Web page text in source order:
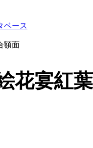
ベース
額面
宴紅